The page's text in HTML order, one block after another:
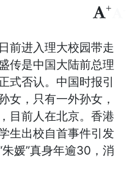
+
前进入理大校园带走
传是中国大陆前总理
式否认。中国时报引
女，只有一外孙女，
目前人在北京。香港
生出校自首事件引发
媛”真身年逾30，消